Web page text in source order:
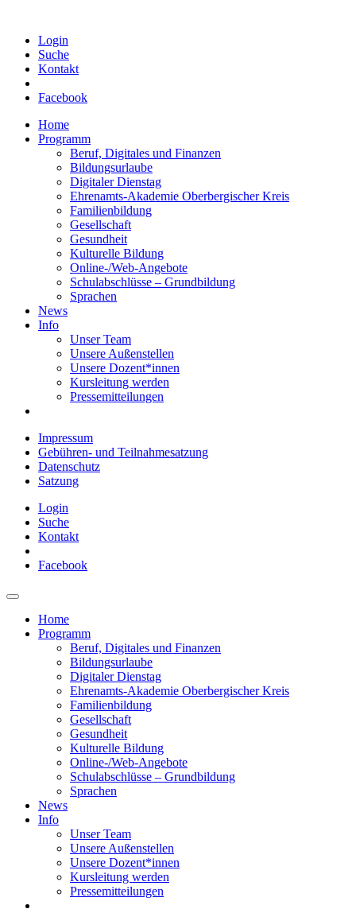
Login
Suche
Kontakt
Facebook
Home
Programm
Beruf, Digitales und Finanzen
Bildungsurlaube
Digitaler Dienstag
Ehrenamts-Akademie Oberbergischer Kreis
Familienbildung
Gesellschaft
Gesundheit
Kulturelle Bildung
Online-/Web-Angebote
Schulabschlüsse – Grundbildung
Sprachen
News
Info
Unser Team
Unsere Außenstellen
Unsere Dozent*innen
Kursleitung werden
Pressemitteilungen
Impressum
Gebühren- und Teilnahmesatzung
Datenschutz
Satzung
Login
Suche
Kontakt
Facebook
Home
Programm
Beruf, Digitales und Finanzen
Bildungsurlaube
Digitaler Dienstag
Ehrenamts-Akademie Oberbergischer Kreis
Familienbildung
Gesellschaft
Gesundheit
Kulturelle Bildung
Online-/Web-Angebote
Schulabschlüsse – Grundbildung
Sprachen
News
Info
Unser Team
Unsere Außenstellen
Unsere Dozent*innen
Kursleitung werden
Pressemitteilungen